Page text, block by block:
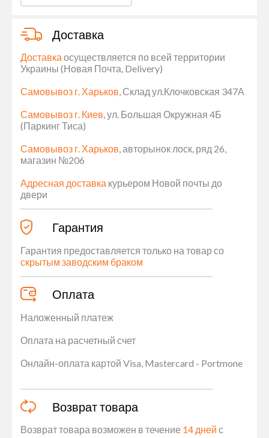
Доставка
Доставка осуществляется по всей территории
Украины (Новая Почта, Delivery)
Самовывоз г. Харьков, Склад ул.Клочковская 347А
Самовывоз г. Киев, ул. Большая Окружная 4Б
(Паркинг Тиса)
Самовывоз г. Харьков, авторынок лоск, ряд 26,
магазин №206
Адресная доставка курьером Новой почты до
двери
Гарантия
Гарантия предоставляется только на товар со
скрытым заводским браком
Оплата
Наложенный платеж
Оплата на расчетный счет
Онлайн-оплата картой Visa, Mastercard - Portmone
Возврат товара
Возврат товара возможен в течение 14 дней с